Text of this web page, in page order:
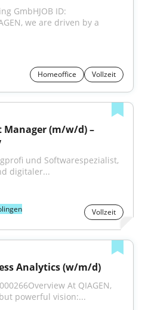
GmbHJOB ID:
we are driven by a
Homeoffice Vollzeit
Manager (m/w/d) –
und Softwarespezialist,
digitaler...
Vollzeit
Analytics (w/m/d)
At QIAGEN,
powerful vision:...